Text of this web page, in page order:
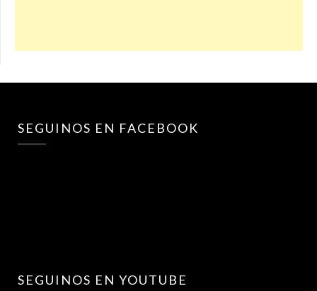
SEGUINOS EN FACEBOOK
SEGUINOS EN YOUTUBE